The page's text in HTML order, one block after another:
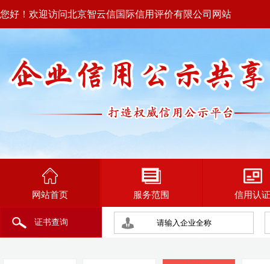
您好！欢迎访问北京智云信国际信用评价有限公司网站
网站首页 服务范围 信用认证
证书查询